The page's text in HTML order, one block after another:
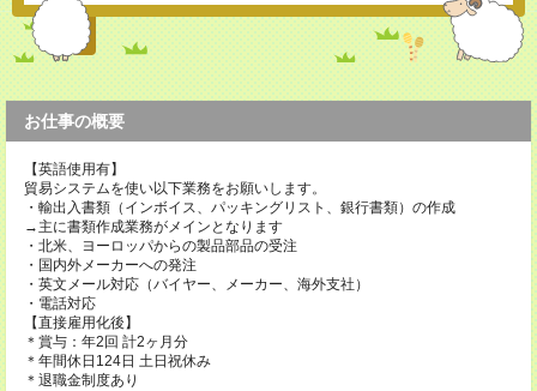
お仕事の概要
【英語使用有】
貿易システムを使い以下業務をお願いします。
・輸出入書類（インボイス、パッキングリスト、銀行書類）の作成
→主に書類作成業務がメインとなります
・北米、ヨーロッパからの製品部品の受注
・国内外メーカーへの発注
・英文メール対応（バイヤー、メーカー、海外支社）
・電話対応
【直接雇用化後】
＊賞与：年2回 計2ヶ月分
＊年間休日124日 土日祝休み
＊退職金制度あり